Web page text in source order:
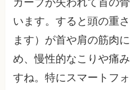
カーブが失われて首の
います。すると頭の重
ます）が首や肩の筋肉
め、慢性的なこりや痛
すね。特にスマートフ